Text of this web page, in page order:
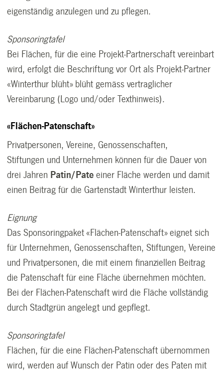
eigenständig anzulegen und zu pflegen.
Sponsoringtafel
Bei Flächen, für die eine Projekt-Partnerschaft vereinbart
wird, erfolgt die Beschriftung vor Ort als Projekt-Partner
«Winterthur blüht» blüht gemäss vertraglicher
Vereinbarung (Logo und/oder Texthinweis).
«Flächen-Patenschaft»
Privatpersonen, Vereine, Genossenschaften,
Stiftungen und Unternehmen können für die Dauer von
drei Jahren Patin/Pate einer Fläche werden und damit
einen Beitrag für die Gartenstadt Winterthur leisten.
Eignung
Das Sponsoringpaket «Flächen-Patenschaft» eignet sich
für Unternehmen, Genossenschaften, Stiftungen, Vereine
und Privatpersonen, die mit einem finanziellen Beitrag
die Patenschaft für eine Fläche übernehmen möchten.
Bei der Flächen-Patenschaft wird die Fläche vollständig
durch Stadtgrün angelegt und gepflegt.
Sponsoringtafel
Flächen, für die eine Flächen-Patenschaft übernommen
wird, werden auf Wunsch der Patin oder des Paten mit